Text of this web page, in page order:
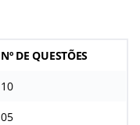
Nº DE QUESTÕES
10
05